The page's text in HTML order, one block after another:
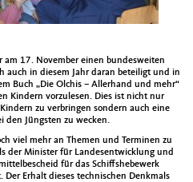
am 17. November einen bundesweiten
auch in diesem Jahr daran beteiligt und in
Buch „Die Olchis – Allerhand und mehr“
Kindern vorzulesen. Dies ist nicht nur
zu verbringen sondern auch eine
den Jüngsten zu wecken.
viel mehr an Themen und Terminen zu
der Minister für Landesentwicklung und
für das Schiffshebewerk
Der Erhalt dieses technischen Denkmals